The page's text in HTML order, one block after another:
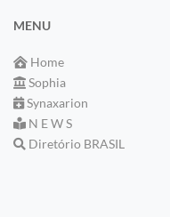
MENU
Home
Sophia
Synaxarion
N E W S
Diretório BRASIL